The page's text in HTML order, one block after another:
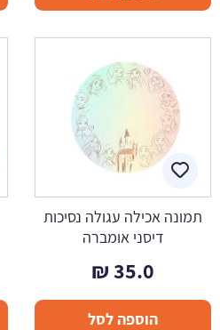
תמונה אכילה עגולה נסיכות
דיסני אומברה
35.0
₪
הוספה לסל